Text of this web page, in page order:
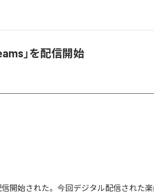
」を配信開始
信開始された。今回デジタル配信された